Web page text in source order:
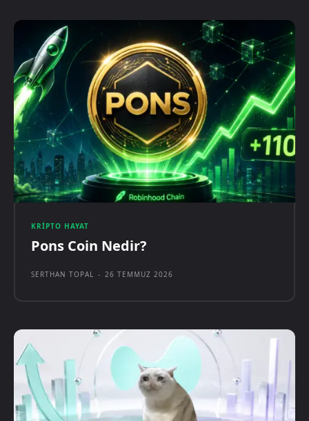
KRIPTO HAYAT
Pons Coin Nedir?
SERTHAN TOPAL - 26 TEMMUZ 2026